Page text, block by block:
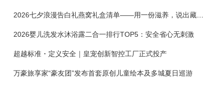
2026七夕浪漫告白礼燕窝礼盒清单——用一份滋养，说出藏在心底的爱
2026婴儿洗发水沐浴露二合一排行TOP5：安全省心无刺激
超越标准・定义安全｜皇宠创新智控工厂正式投产
万豪旅享家“豪友团”发布首套原创儿童绘本及多城夏日巡游